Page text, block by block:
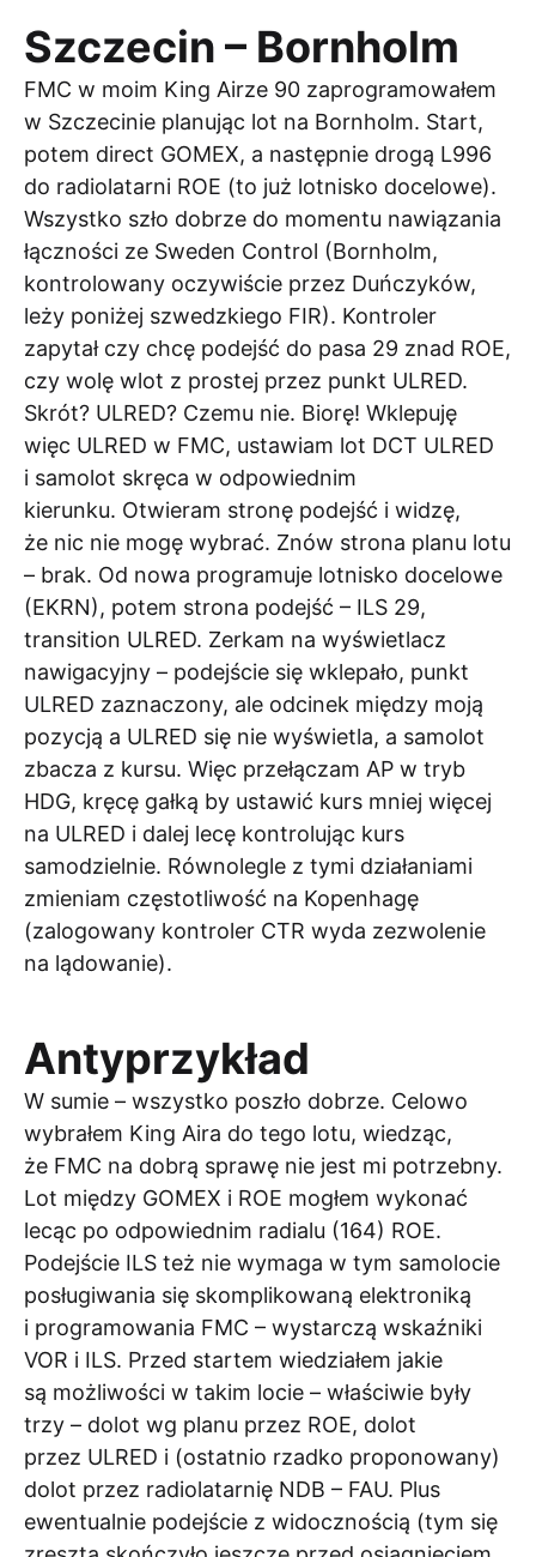
Szczecin – Bornholm
FMC w moim King Airze 90 zaprogramowałem
w Szczecinie planując lot na Bornholm. Start,
potem direct GOMEX, a następnie drogą L996
do radiolatarni ROE (to już lotnisko docelowe).
Wszystko szło dobrze do momentu nawiązania
łączności ze Sweden Control (Bornholm,
kontrolowany oczywiście przez Duńczyków,
leży poniżej szwedzkiego FIR). Kontroler
zapytał czy chcę podejść do pasa 29 znad ROE,
czy wolę wlot z prostej przez punkt ULRED.
Skrót? ULRED? Czemu nie. Biorę! Wklepuję
więc ULRED w FMC, ustawiam lot DCT ULRED
i samolot skręca w odpowiednim
kierunku. Otwieram stronę podejść i widzę,
że nic nie mogę wybrać. Znów strona planu lotu
– brak. Od nowa programuje lotnisko docelowe
(EKRN), potem strona podejść – ILS 29,
transition ULRED. Zerkam na wyświetlacz
nawigacyjny – podejście się wklepało, punkt
ULRED zaznaczony, ale odcinek między moją
pozycją a ULRED się nie wyświetla, a samolot
zbacza z kursu. Więc przełączam AP w tryb
HDG, kręcę gałką by ustawić kurs mniej więcej
na ULRED i dalej lecę kontrolując kurs
samodzielnie. Równolegle z tymi działaniami
zmieniam częstotliwość na Kopenhagę
(zalogowany kontroler CTR wyda zezwolenie
na lądowanie).
Antyprzykład
W sumie – wszystko poszło dobrze. Celowo
wybrałem King Aira do tego lotu, wiedząc,
że FMC na dobrą sprawę nie jest mi potrzebny.
Lot między GOMEX i ROE mogłem wykonać
lecąc po odpowiednim radialu (164) ROE.
Podejście ILS też nie wymaga w tym samolocie
posługiwania się skomplikowaną elektroniką
i programowania FMC – wystarczą wskaźniki
VOR i ILS. Przed startem wiedziałem jakie
są możliwości w takim locie – właściwie były
trzy – dolot wg planu przez ROE, dolot
przez ULRED i (ostatnio rzadko proponowany)
dolot przez radiolatarnię NDB – FAU. Plus
ewentualnie podejście z widocznością (tym się